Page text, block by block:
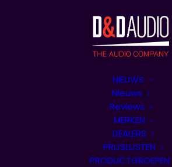
NIEUWS
Nieuws
Reviews
MERKEN
DEALERS
PRIJSLIJSTEN
PRODUCTGROEPEN